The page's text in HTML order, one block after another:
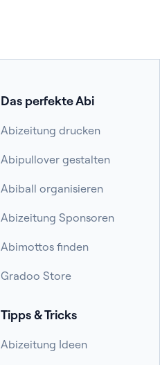
Das perfekte Abi
Abizeitung drucken
Abipullover gestalten
Abiball organisieren
Abizeitung Sponsoren
Abimottos finden
Gradoo Store
Tipps & Tricks
Abizeitung Ideen